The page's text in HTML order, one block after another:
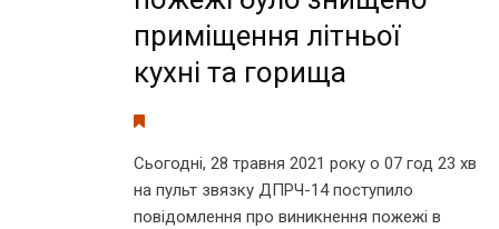
приміщення літньої
кухні та горища
Сьогодні, 28 травня 2021 року о 07 год 23 хв
на пульт звязку ДПРЧ-14 поступило
повідомлення про виникнення пожежі в